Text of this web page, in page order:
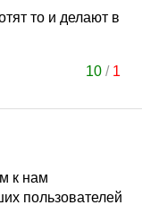
то и делают в
10 / 1
к нам
пользователей